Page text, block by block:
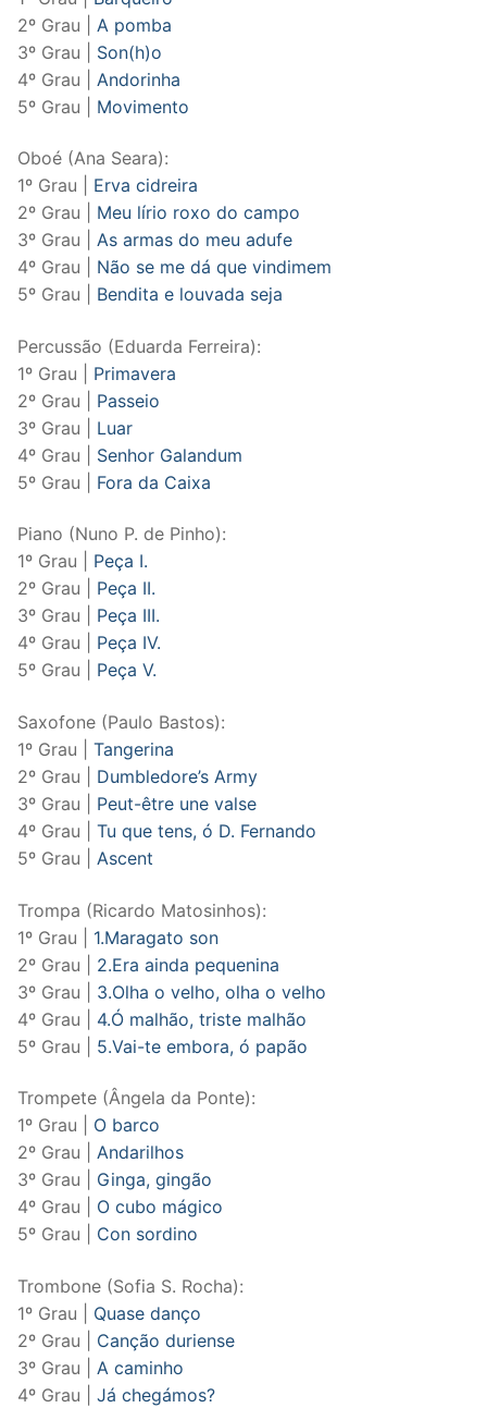
2º Grau | A pomba
3º Grau | Son(h)o
4º Grau | Andorinha
5º Grau | Movimento
Oboé (Ana Seara):
1º Grau | Erva cidreira
2º Grau | Meu lírio roxo do campo
3º Grau | As armas do meu adufe
4º Grau | Não se me dá que vindimem
5º Grau | Bendita e louvada seja
Percussão (Eduarda Ferreira):
1º Grau | Primavera
2º Grau | Passeio
3º Grau | Luar
4º Grau | Senhor Galandum
5º Grau | Fora da Caixa
Piano (Nuno P. de Pinho):
1º Grau | Peça I.
2º Grau | Peça II.
3º Grau | Peça III.
4º Grau | Peça IV.
5º Grau | Peça V.
Saxofone (Paulo Bastos):
1º Grau | Tangerina
2º Grau | Dumbledore’s Army
3º Grau | Peut-être une valse
4º Grau | Tu que tens, ó D. Fernando
5º Grau | Ascent
Trompa (Ricardo Matosinhos):
1º Grau | 1.Maragato son
2º Grau | 2.Era ainda pequenina
3º Grau | 3.Olha o velho, olha o velho
4º Grau | 4.Ó malhão, triste malhão
5º Grau | 5.Vai-te embora, ó papão
Trompete (Ângela da Ponte):
1º Grau | O barco
2º Grau | Andarilhos
3º Grau | Ginga, gingão
4º Grau | O cubo mágico
5º Grau | Con sordino
Trombone (Sofia S. Rocha):
1º Grau | Quase danço
2º Grau | Canção duriense
3º Grau | A caminho
4º Grau | Já chegámos?